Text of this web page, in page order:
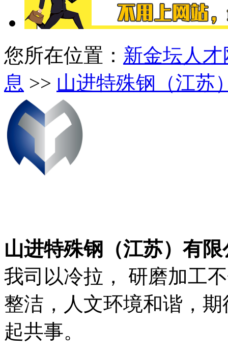
您所在位置： 新金坛人才
息 >> 山进特殊钢（江苏
山进特殊钢（江苏）有限
我司以冷拉， 研磨加工
整洁，人文环境和谐，
起共事。